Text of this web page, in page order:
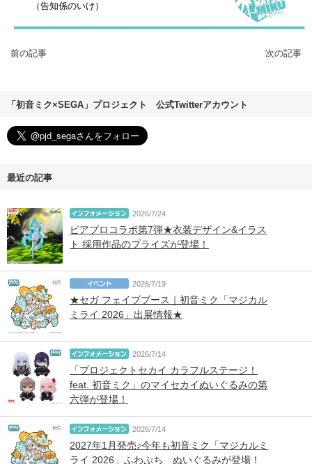
（告知係のいけ）
前の記事 次の記事
「初音ミク×SEGA」プロジェクト 公式Twitterアカウント
最近の記事
2026/7/24
ピアプロコラボ第7弾★衣装デザイン&イラス
ト 採用作品のプライズが登場！
2026/7/19
★セガ フェイブブース｜初音ミク「マジカル
ミライ 2026」出展情報★
2026/7/14
「プロジェクトセカイ カラフルステージ！
feat. 初音ミク」のマイセカイぬいぐるみの第
六弾が登場！
2026/7/14
2027年1月発売♪今年も初音ミク「マジカルミ
ライ 2026」ふわぷち ぬいぐるみが登場！